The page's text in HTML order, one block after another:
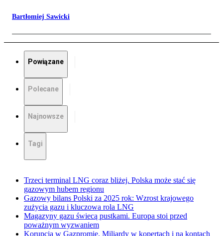
Bartłomiej Sawicki
Powiązane
Polecane
Najnowsze
Tagi
Trzeci terminal LNG coraz bliżej. Polska może stać się
gazowym hubem regionu
Gazowy bilans Polski za 2025 rok: Wzrost krajowego
zużycia gazu i kluczowa rola LNG
Magazyny gazu świecą pustkami. Europa stoi przed
poważnym wyzwaniem
Korupcja w Gazpromie. Miliardy w kopertach i na kontach